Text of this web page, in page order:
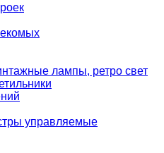
лампы, ретро свет
управляемые